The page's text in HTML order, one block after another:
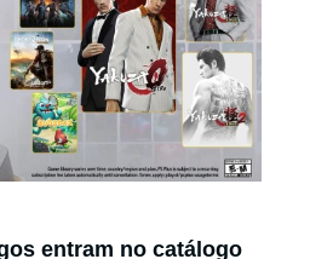
entram no catálogo